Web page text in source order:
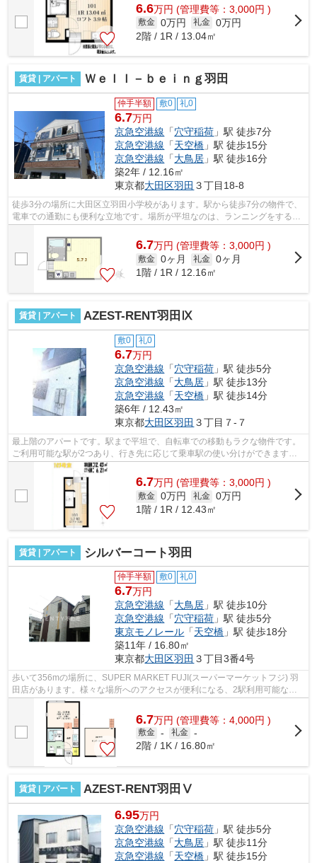
6.6万円 (管理費等：3,000円 )
敷金 0万円 礼金 0万円
2階 / 1R / 13.04㎡
賃貸 | アパート Ｗｅｌｌ－ｂｅｉｎｇ羽田
仲手半額 敷0 礼0
6.7万円
京急空港線 「穴守稲荷 」駅 徒歩7分
京急空港線 「天空橋 」駅 徒歩15分
京急空港線 「大鳥居 」駅 徒歩16分
築2年 / 12.16㎡
東京都大田区羽田 ３丁目18-8
徒歩3分の場所に大田区立羽田小学校があります。駅から徒歩7分の物件で、
電車での通勤にも便利な立地です。場所が平坦なのは、ランニングをする上
で抑えたいポイントですね。こちらの...
6.7万円 (管理費等：3,000円 )
敷金 0ヶ月 礼金 0ヶ月
1階 / 1R / 12.16㎡
賃貸 | アパート AZEST-RENT羽田Ⅸ
敷0 礼0
6.7万円
京急空港線 「穴守稲荷 」駅 徒歩5分
京急空港線 「大鳥居 」駅 徒歩13分
京急空港線 「天空橋 」駅 徒歩14分
築6年 / 12.43㎡
東京都大田区羽田 ３丁目７-７
最上階のアパートです。駅まで平坦で、自転車での移動もラクな物件です。
ご利用可能な駅が2つあり、行き先に応じて乗車駅の使い分けができます。
こちらの物件はアパートです。初期費用...
6.7万円 (管理費等：3,000円 )
敷金 0万円 礼金 0万円
1階 / 1R / 12.43㎡
賃貸 | アパート シルバーコート羽田
仲手半額 敷0 礼0
6.7万円
京急空港線 「大鳥居 」駅 徒歩10分
京急空港線 「穴守稲荷 」駅 徒歩5分
東京モノレール 「天空橋 」駅 徒歩18分
築11年 / 16.80㎡
東京都大田区羽田 ３丁目3番4号
歩いて356mの場所に、SUPER MARKET FUJI(スーパーマーケットフジ) 羽
田店があります。様々な場所へのアクセスが便利になる、2駅利用可能な物
件です。最上階の物件です。さわやかな朝を...
6.7万円 (管理費等：4,000円 )
敷金 - 礼金 -
2階 / 1K / 16.80㎡
賃貸 | アパート AZEST-RENT羽田Ⅴ
6.95万円
京急空港線 「穴守稲荷 」駅 徒歩5分
京急空港線 「大鳥居 」駅 徒歩11分
京急空港線 「天空橋 」駅 徒歩15分